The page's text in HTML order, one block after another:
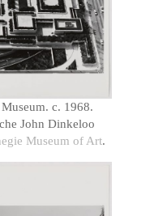
c. 1968.
John Dinkeloo
Museum of Art.